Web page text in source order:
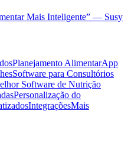
Mais Inteligente” — Susy
Planejamento AlimentarApp
Software para Consultórios
Software de Nutrição
Personalização do
IntegraçõesMais